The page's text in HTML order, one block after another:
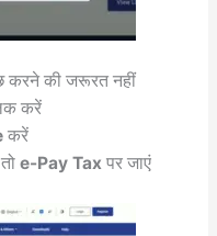
करने की जरूरत नहीं
करें
करें
e-Pay Taxपर जाएं